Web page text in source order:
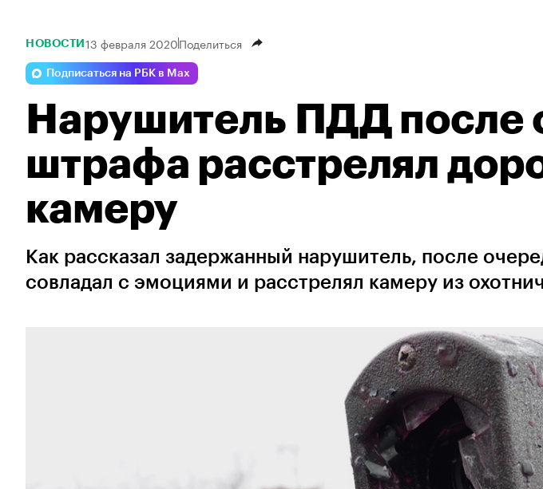
НОВОСТИ 13 февраля 2020Поделиться
Подписаться на РБК в Max
Нарушитель ПДД после
штрафа расстрелял
камеру
Как рассказал задержанный нарушитель, после
совладал с эмоциями и расстрелял камеру из